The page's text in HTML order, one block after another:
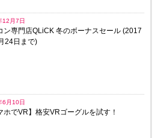
12月7日
ン専門店QLiCK 冬のボーナスセール (2017
24日まで)
6月10日
ホでVR】格安VRゴーグルを試す！